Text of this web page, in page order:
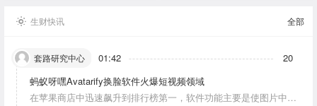
生财快讯 全部
套路研究中心 01:42
20
蚂蚁呀嘿Avatarify换脸软件火爆短视频领域
在苹果商店中迅速飙升到排行榜第一，软件功能主要是使图片中的